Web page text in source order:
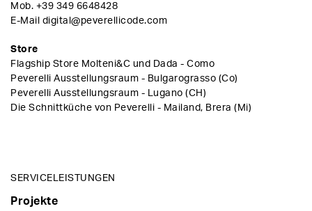
Mob. +39 349 6648428
E-Mail digital@peverellicode.com
Store
Flagship Store Molteni&C und Dada - Como
Peverelli Ausstellungsraum - Bulgarograsso (Co)
Peverelli Ausstellungsraum - Lugano (CH)
Die Schnittküche von Peverelli - Mailand, Brera (Mi)
SERVICELEISTUNGEN
Projekte